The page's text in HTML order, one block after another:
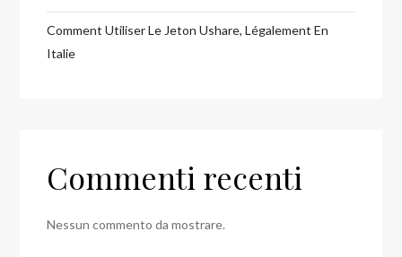
Comment Utiliser Le Jeton Ushare, Légalement En
Italie
Commenti recenti
Nessun commento da mostrare.